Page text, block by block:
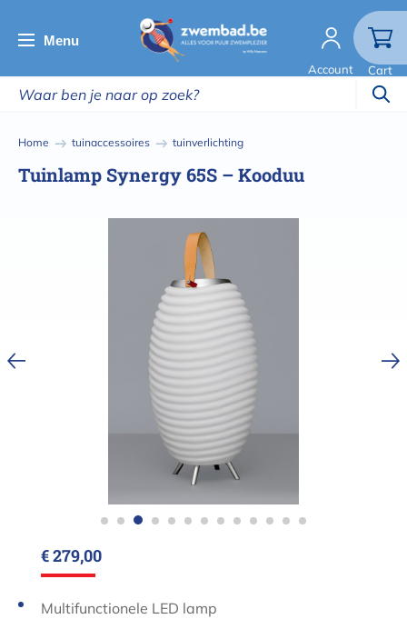
en
de
inhoud
Menu
Account Cart
Kruimelpad
Home tuinaccessoires tuinverlichting
Tuinlamp Synergy 65S – Kooduu
€ 279,00
Multifunctionele LED lamp